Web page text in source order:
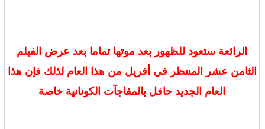
الرائعة ستعود للظهور بعد موتها تماما بعد عرض الفيلم
الثامن عشر المنتظر في أفريل من هذا العام لذلك فإن هذا
العام الجديد حافل بالمفاجآت الكونانية خاصة